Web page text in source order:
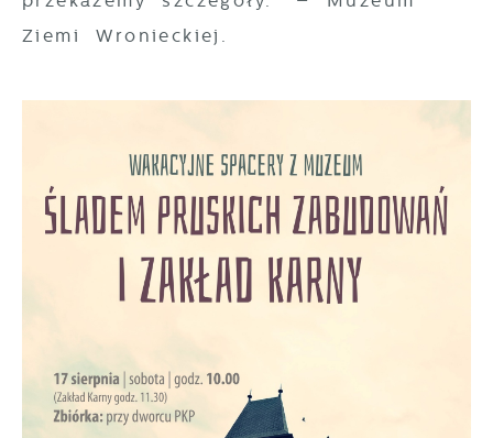
Ziemi Wronieckiej.